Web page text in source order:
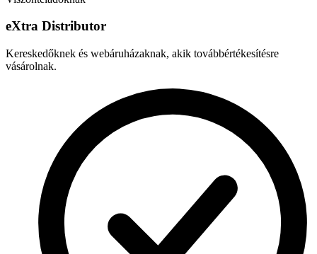
eXtra Distributor
Kereskedőknek és webáruházaknak, akik továbbértékesítésre
vásárolnak.